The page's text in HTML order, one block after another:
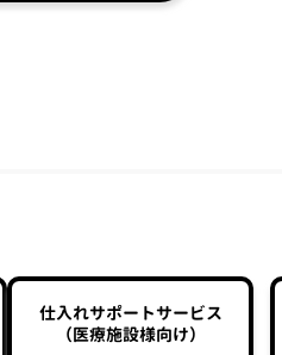
仕入れサポートサービス
（医療施設様向け）